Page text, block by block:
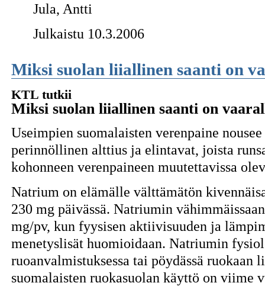
Jula, Antti
Julkaistu 10.3.2006
Miksi suolan liiallinen saanti on
KTL tutkii
Miksi suolan liiallinen saanti on
Useimpien suomalaisten verenpaine
perinnöllinen alttius ja elintavat, joista
kohonneen verenpaineen muutettavissa
Natrium on elämälle välttämätön
230 mg päivässä. Natriumin
mg/pv, kun fyysisen aktiivisuuden ja
menetyslisät huomioidaan. Natriumin
ruoanvalmistuksessa tai pöydässä ruokaan
suomalaisten ruokasuolan käyttö on viime